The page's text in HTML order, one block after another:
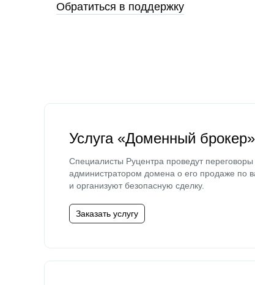
Обратиться в поддержку
Услуга «Доменный брокер»
Специалисты Руцентра проведут переговоры
администратором домена о его продаже по
и организуют безопасную сделку.
Заказать услугу